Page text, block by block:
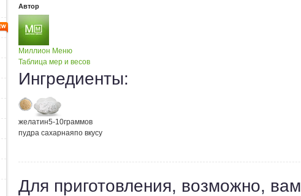
Автор
Миллион Меню
Таблица мер и весов
Ингредиенты:
желатин5-10граммов
пудра сахарнаяпо вкусу
Для приготовления, возможно, вам